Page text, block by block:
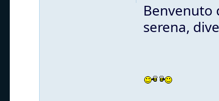
Benvenuto
serena,